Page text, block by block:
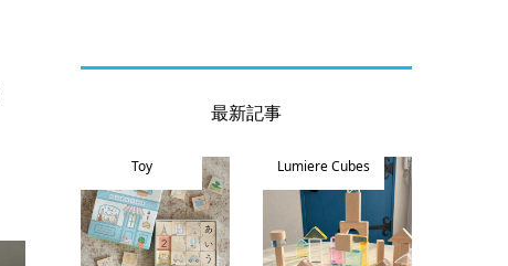
最新記事
Toy Lumiere Cubes